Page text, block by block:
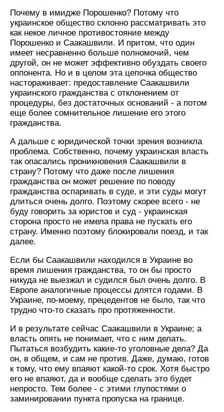
Почему в имидже Порошенко? Потому что
украинское общество склонно рассматривать это
как некое личное противостояние между
Порошенко и Саакашвили. И притом, что один
имеет несравненно больше полномочий, чем
другой, он не может эффективно обуздать своего
оппонента. Но и в целом эта цепочка общество
настораживает: предоставление Саакашвили
украинского гражданства с отклонением от
процедуры, без достаточных оснований - а потом
еще более сомнительное лишение его этого
гражданства.
А дальше с юридической точки зрения возникла
проблема. Собственно, почему украинская власть
так опасались проникновения Саакашвили в
страну? Потому что даже после лишения
гражданства он может решение по поводу
гражданства оспаривать в суде, и эти суды могут
длиться очень долго. Поэтому скорее всего - не
буду говорить за юристов и суд - украинская
сторона просто не имела права не пускать его
страну. Именно поэтому блокировали поезд, и так
далее.
Если бы Саакашвили находился в Украине во
время лишения гражданства, то он бы просто
никуда не выезжал и судился был очень долго. В
Европе аналогичные процессы длятся годами. В
Украине, по-моему, прецедентов не было, так что
трудно что-то сказать про протяженности.
И в результате сейчас Саакашвили в Украине; а
власть опять не понимает, что с ним делать.
Пытаться возбудить какие-то уголовные дела? Да
он, в общем, и сам не против. Даже, думаю, готов
к тому, что ему впаяют какой-то срок. Хотя быстро
его не впаяют, да и вообще сделать это будет
непросто. Тем более - с этими глупостями о
заминировании пункта пропуска на границе.